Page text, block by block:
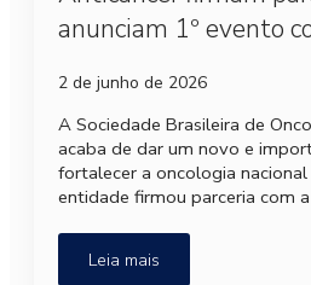
anunciam 1º evento
2 de junho de 2026
A Sociedade Brasileira de
acaba de dar um novo e
fortalecer a oncologia
entidade firmou parceria com
Leia mais